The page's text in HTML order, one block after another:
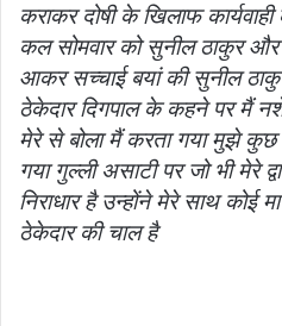
कराकर दोषी के खिलाफ
कल सोमवार को सुनील ठाकुर और
आकर सच्चाई बयां की सुनील ठाकुर
ठेकेदार दिगपाल के कहने पर मैं नशे
मेरे से बोला मैं करता गया मुझे
गया गुल्ली असाटी पर जो भी मेरे
निराधार है उन्होंने मेरे साथ कोई
ठेकेदार की चाल है